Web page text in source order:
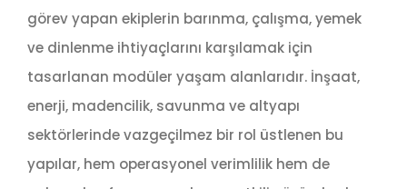
görev yapan ekiplerin barınma, çalışma, yemek
ve dinlenme ihtiyaçlarını karşılamak için
tasarlanan modüler yaşam alanlarıdır. İnşaat,
enerji, madencilik, savunma ve altyapı
sektörlerinde vazgeçilmez bir rol üstlenen bu
yapılar, hem operasyonel verimlilik hem de